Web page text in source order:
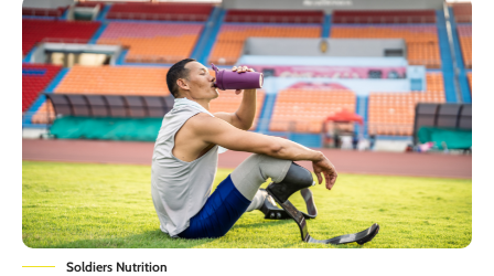
Soldiers Nutrition